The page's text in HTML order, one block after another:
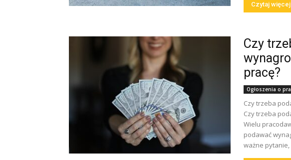
Czytaj więcej
Czy
pracę?
Ogłoszenia o
Czy trzeba
Czy trzeba
Wielu
podawać
ważne pytanie,